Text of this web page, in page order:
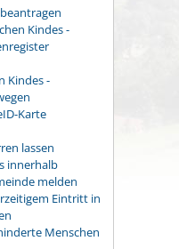
Kindes -
Kindes -
Karte
lassen
innerhalb
melden
Eintritt in
Menschen